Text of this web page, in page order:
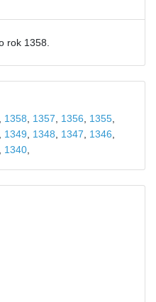
rok 1358.
1358 1357 1356 1355,
1349 1348 1347 1346
1340,